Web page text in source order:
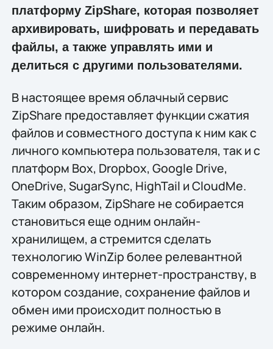
платформу ZipShare, которая позволяет
архивировать, шифровать и передавать
файлы, а также управлять ими и
делиться с другими пользователями.
В настоящее время облачный сервис
ZipShare предоставляет функции сжатия
файлов и совместного доступа к ним как с
личного компьютера пользователя, так и с
платформ Box, Dropbox, Google Drive,
OneDrive, SugarSync, HighTail и CloudMe.
Таким образом, ZipShare не собирается
становиться еще одним онлайн-
хранилищем, а стремится сделать
технологию WinZip более релевантной
современному интернет-пространству, в
котором создание, сохранение файлов и
обмен ими происходит полностью в
режиме онлайн.